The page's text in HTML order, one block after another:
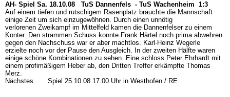
AH- Spiel Sa. 18.10.08
TuS Dannenfels - TuS Wachenheim 1:3
Auf einem tiefen und rutschigem Rasenplatz brauchte die Mannschaft
einige Zeit um sich einzugewöhnen. Durch einen unnötig
verlorenen Zweikampf im Mittelfeld kamen die Dannenfelser zu einem
Konter. Den strammen Schuss konnte Frank Härtel noch prima abwehren
gegen den Nachschuss war er aber machtlos. Karl-Heinz Wegerle
erzielte noch vor der Pause den Ausgleich. In der zweiten Hälfte waren
einige schöne Kombinationen zu sehen. Eine schloss Peter Ehrhardt mit
einem profimäßigem Heber ab, den Dritten Treffer erkämpfte Thomas
Merz.
Nächstes Spiel 25.10.08 17.00 Uhr in Westhofen / RE